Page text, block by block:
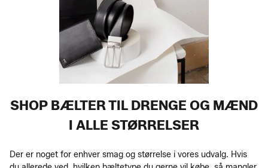
SHOP BÆLTER TIL DRENGE OG MÆND
I ALLE STØRRELSER
Der er noget for enhver smag og størrelse i vores udvalg. Hvis